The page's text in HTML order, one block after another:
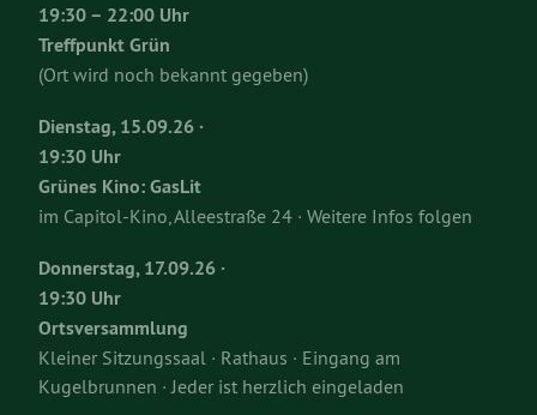
19:30 – 22:00 Uhr
Treffpunkt Grün
(Ort wird noch bekannt gegeben)
Dienstag, 15.09.26 ·
19:30 Uhr
Grünes Kino: GasLit
im Capitol-Kino, Alleestraße 24 · Weitere Infos folgen
Donnerstag, 17.09.26 ·
19:30 Uhr
Ortsversammlung
Kleiner Sitzungssaal · Rathaus · Eingang am
Kugelbrunnen · Jeder ist herzlich eingeladen